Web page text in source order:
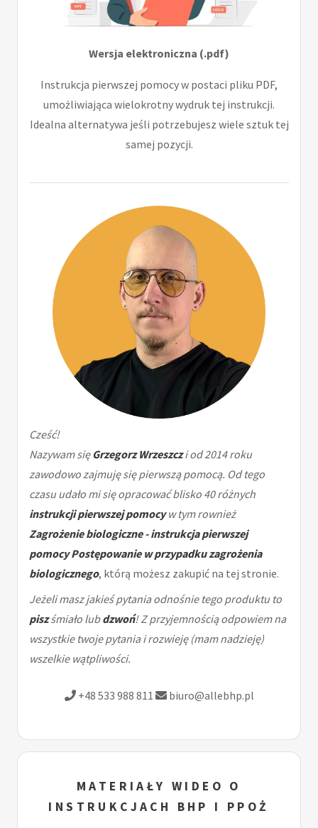
Wersja elektroniczna (.pdf)
Instrukcja pierwszej pomocy w postaci pliku PDF,
umożliwiająca wielokrotny wydruk tej instrukcji.
Idealna alternatywa jeśli potrzebujesz wiele sztuk tej
samej pozycji.
Cześć!
Nazywam sięGrzegorz Wrzeszczi od 2014 roku
zawodowo zajmuję się pierwszą pomocą. Od tego
czasu udało mi się opracować blisko 40 różnych
instrukcji pierwszej pomocyw tym rownież
Zagrożenie biologiczne - instrukcja pierwszej
pomocy Postępowanie w przypadku zagrożenia
biologicznego, którą możesz zakupić na tej stronie.
Jeżeli masz jakieś pytania odnośnie tego produktu to
piszśmiało lubdzwoń! Z przyjemnością odpowiem na
wszystkie twoje pytania i rozwieję (mam nadzieję)
wszelkie wątpliwości.
+48 533 988 811 biuro@allebhp.pl
MATERIAŁY WIDEO O
INSTRUKCJACH BHP I PPOŻ